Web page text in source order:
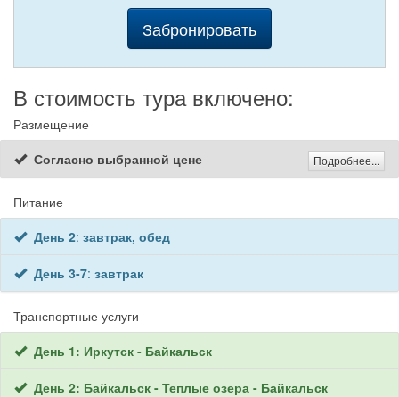
Забронировать
В стоимость тура включено:
Размещение
Согласно выбранной цене
Подробнее...
Питание
День 2: завтрак, обед
День 3-7: завтрак
Транспортные услуги
День 1: Иркутск - Байкальск
День 2: Байкальск - Теплые озера - Байкальск